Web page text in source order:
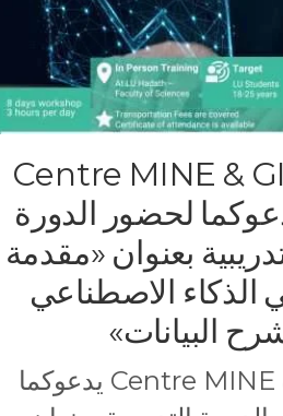
Centre MINE &
لحضور الدورة
بعنوان «مقدمة
الذكاء الاصطناعي
البيانات»
Centre MINE & GIL يدعوكما